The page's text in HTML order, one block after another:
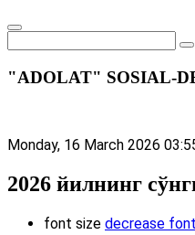
"ADOLAT" SOSIAL-
Monday, 16 March 2026
2026 йилнинг
font size decrease